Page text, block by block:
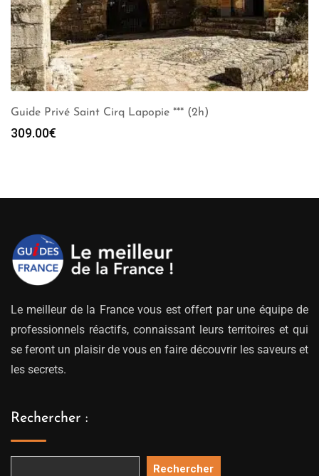
Guide Privé Saint Cirq Lapopie *** (2h)
309.00€
Le meilleur de la France vous est offert par une équipe de
professionnels réactifs, connaissant leurs territoires et qui
se feront un plaisir de vous en faire découvrir les saveurs et
les secrets.
Rechercher :
Rechercher